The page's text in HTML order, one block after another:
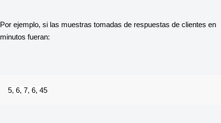
Por ejemplo, si las muestras tomadas de respuestas de clientes en
minutos fueran:
5, 6, 7, 6, 45